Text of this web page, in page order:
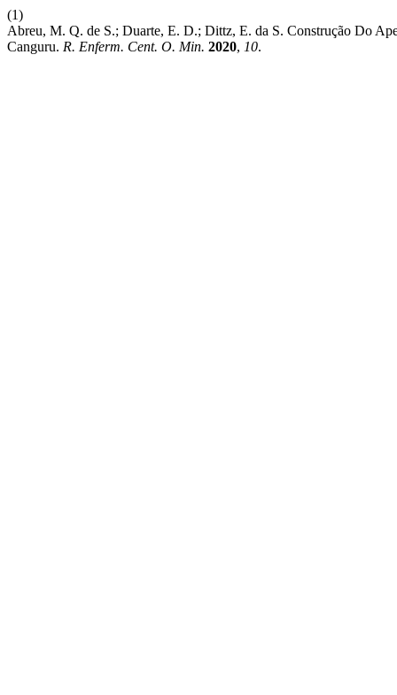
(1)
Abreu, M. Q. de S.; Duarte, E. D.; Dittz, E. da S. Construção Do
Canguru. R. Enferm. Cent. O. Min. 2020, 10.